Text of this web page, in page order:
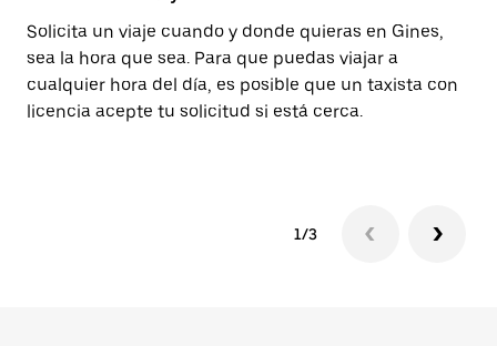
Solicita un viaje cuando y donde quieras en Gines,
sea la hora que sea. Para que puedas viajar a
cualquier hora del día, es posible que un taxista con
licencia acepte tu solicitud si está cerca.
1/3